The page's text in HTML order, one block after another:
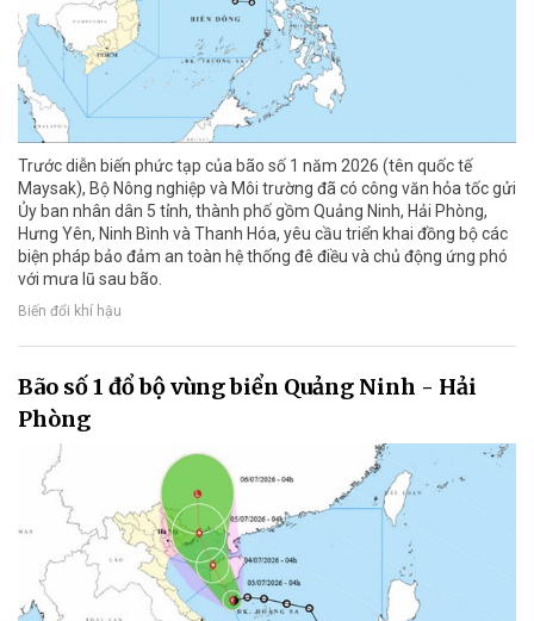
Trước diễn biến phức tạp của bão số 1 năm 2026 (tên quốc tế
Maysak), Bộ Nông nghiệp và Môi trường đã có công văn hỏa tốc gửi
Ủy ban nhân dân 5 tỉnh, thành phố gồm Quảng Ninh, Hải Phòng,
Hưng Yên, Ninh Bình và Thanh Hóa, yêu cầu triển khai đồng bộ các
biện pháp bảo đảm an toàn hệ thống đê điều và chủ động ứng phó
với mưa lũ sau bão.
Biến đổi khí hậu
Bão số 1 đổ bộ vùng biển Quảng Ninh - Hải
Phòng